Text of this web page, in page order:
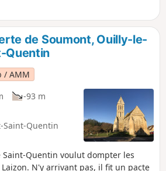
moulins et tanneries, de
de Soumont, Ouilly-le-
Quentin
/ AMM
-93 m
Saint-Quentin
Quentin voulut dompter les
N'y arrivant pas, il fit un pacte